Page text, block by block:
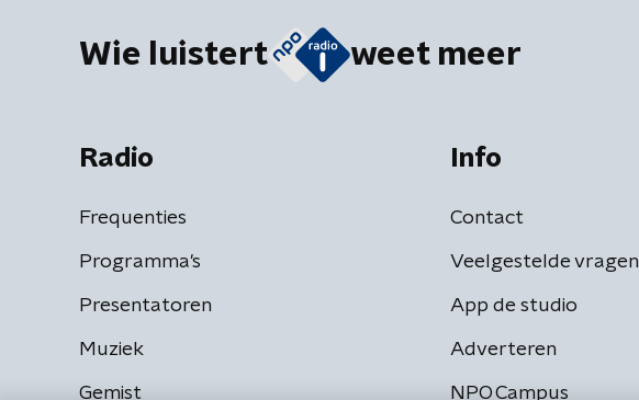
Wie luistert weet meer
Radio
Frequenties
Programma's
Presentatoren
Muziek
Gemist
Info
Contact
Veelgestelde vragen
App de studio
Adverteren
NPO Campus